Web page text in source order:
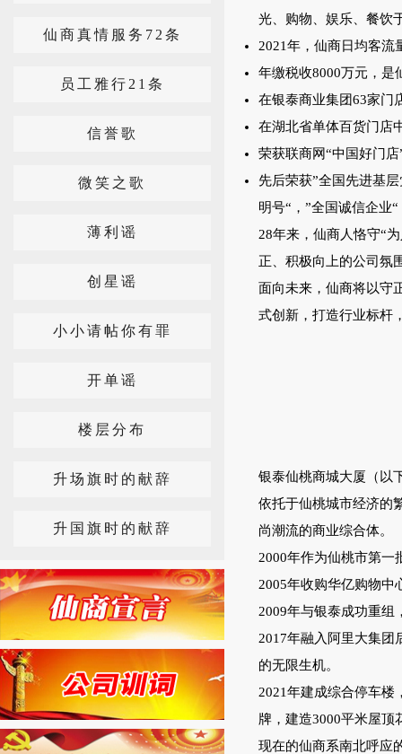
仙商真情服务72条
员工雅行21条
信誉歌
微笑之歌
薄利谣
创星谣
小小请帖你有罪
开单谣
楼层分布
升场旗时的献辞
升国旗时的献辞
光、购物、娱乐、餐饮
2021年，仙商日均客流
年缴税收8000万元，是
在银泰商业集团63家门
在湖北省单体百货门店
荣获联商网“中国好门
先后荣获”全国先进基
明号“，”全国诚信企业
28年来，仙商人恪守“
正、积极向上的公司氛
面向未来，仙商将以守
式创新，打造行业标杆
银泰仙桃商城大厦（以
依托于仙桃城市经济的
尚潮流的商业综合体。
2000年作为仙桃市第一
2005年收购华亿购物中
2009年与银泰成功重组
2017年融入阿里大集团
的无限生机。
2021年建成综合停车楼
牌，建造3000平米屋顶
现在的仙商系南北呼应